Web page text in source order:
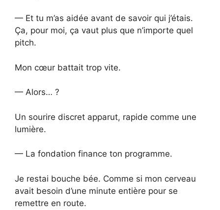
— Et tu m’as aidée avant de savoir qui j’étais.
Ça, pour moi, ça vaut plus que n’importe quel
pitch.
Mon cœur battait trop vite.
— Alors… ?
Un sourire discret apparut, rapide comme une
lumière.
— La fondation finance ton programme.
Je restai bouche bée. Comme si mon cerveau
avait besoin d’une minute entière pour se
remettre en route.